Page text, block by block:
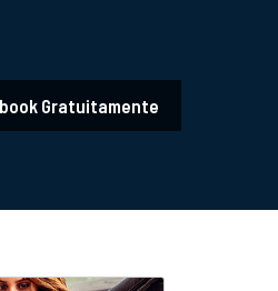
Gratuitamente